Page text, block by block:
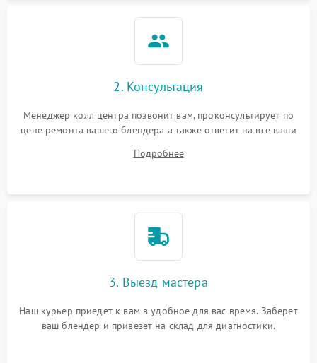
2. Консультация
Менеджер колл центра позвонит вам, проконсультирует по
цене ремонта вашего блендера а также ответит на все ваши
Подробнее
3. Выезд мастера
Наш курьер приедет к вам в удобное для вас время. Заберет
ваш блендер и привезет на склад для диагностики.